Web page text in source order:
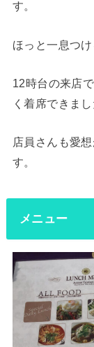
す。
ほっと一息つ
12時台の来店
く着席できまし
店員さんも愛
す。
メニュー